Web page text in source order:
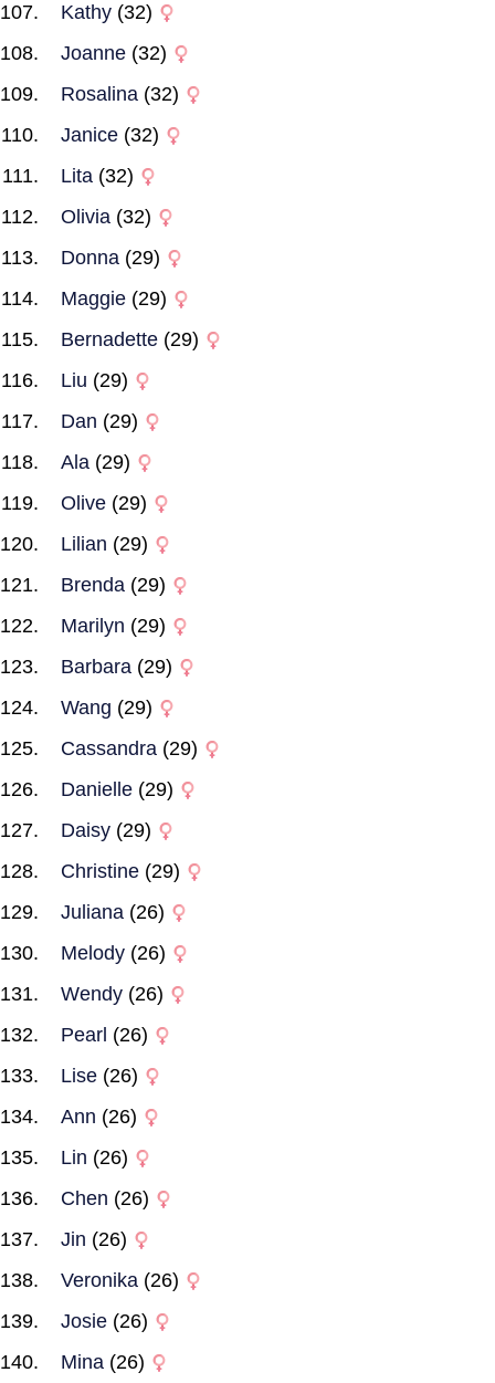
Kathy (32)
Joanne (32)
Rosalina (32)
Janice (32)
Lita (32)
Olivia (32)
Donna (29)
Maggie (29)
Bernadette (29)
Liu (29)
Dan (29)
Ala (29)
Olive (29)
Lilian (29)
Brenda (29)
Marilyn (29)
Barbara (29)
Wang (29)
Cassandra (29)
Danielle (29)
Daisy (29)
Christine (29)
Juliana (26)
Melody (26)
Wendy (26)
Pearl (26)
Lise (26)
Ann (26)
Lin (26)
Chen (26)
Jin (26)
Veronika (26)
Josie (26)
Mina (26)